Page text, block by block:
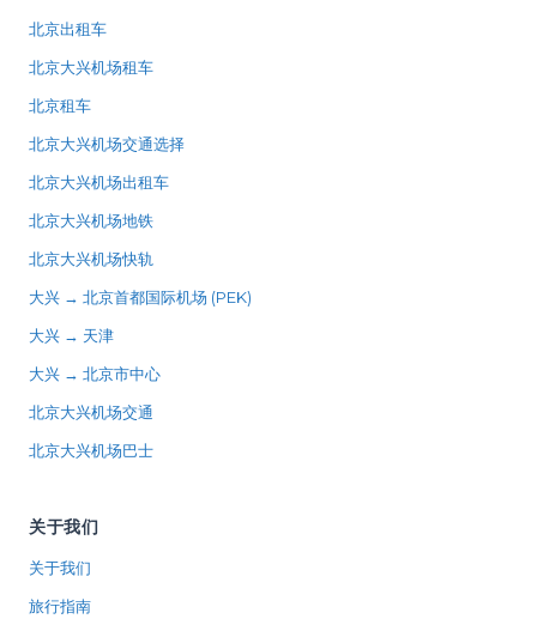
北京出租车
北京大兴机场租车
北京租车
北京大兴机场交通选择
北京大兴机场出租车
北京大兴机场地铁
北京大兴机场快轨
大兴 → 北京首都国际机场 (PEK)
大兴 → 天津
大兴 → 北京市中心
北京大兴机场交通
北京大兴机场巴士
关于我们
关于我们
旅行指南